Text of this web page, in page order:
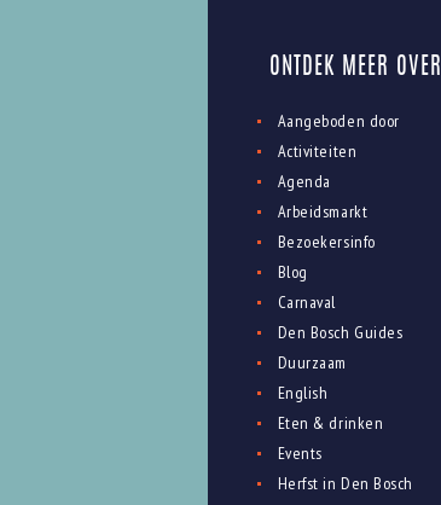
ONTDEK MEER OVER
Aangeboden door
Activiteiten
Agenda
Arbeidsmarkt
Bezoekersinfo
Blog
Carnaval
Den Bosch Guides
Duurzaam
English
Eten & drinken
Events
Herfst in Den Bosch